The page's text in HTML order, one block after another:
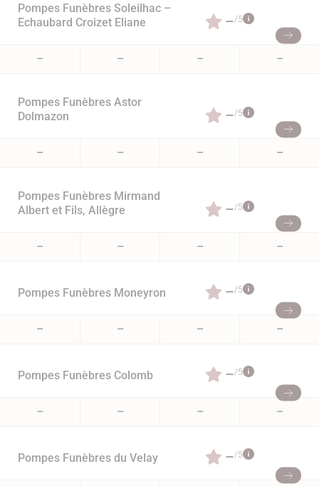
Pompes Funèbres Soleilhac –
Echaubard Croizet Eliane
–/5
– – – –
Pompes Funèbres Astor
Dolmazon
–/5
– – – –
Pompes Funèbres Mirmand
Albert et Fils, Allègre
–/5
– – – –
Pompes Funèbres Moneyron –/5
– – – –
Pompes Funèbres Colomb –/5
– – – –
Pompes Funèbres du Velay –/5